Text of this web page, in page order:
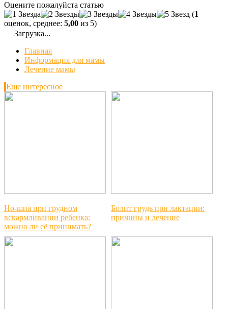
Оцените пожалуйста статью
(1
оценок, среднее: 5,00 из 5)
Загрузка...
Главная
Информация для мамы
Лечение мамы
Еще интересное
Но-шпа при грудном
вскармливании ребенка:
можно ли её принимать?
Болит грудь при лактации:
причины и лечение